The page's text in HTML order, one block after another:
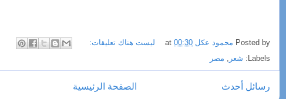
Posted by محمود عكل at 00:30
ليست هناك تعليقات:
Labels:
شعر مصر
رسائل أحدث الصفحة الرئيسية